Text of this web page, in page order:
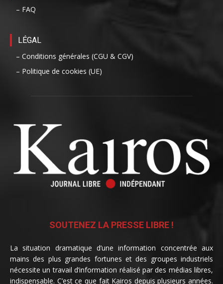
– FAQ
LÉGAL
– Conditions générales (CGU & CGV)
– Politique de cookies (UE)
SOUTENEZ LA PRESSE LIBRE !
La situation dramatique d’une information concentrée aux
mains des plus grandes fortunes et des groupes industriels
nécessite un travail d’information réalisé par des médias libres,
indispensable. C’est ce que fait Kairos depuis plusieurs années.